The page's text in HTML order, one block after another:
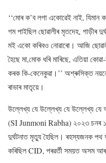
‘‘মোৰ ক’ব লগা একোৱেই নাই,
গম পাইছিল ছোৱালীৰ মৃতদেহ, গাড়ীৰ
মই একো কৰিবও নোৱাৰো। আজি
হৈছে মা,মোক ধৰি মাৰিছে, এতিয়া
কৰক কি-কেনেকুৱা।’’ অশ্ৰুসিক্ত
ৰাভাৰ মাতৃয়ে।
উল্লেখ্য যে উল্লেখ্য যে উল্লেখ্য যে
(SI Junmoni Rabha) ২০২৩ চনৰ ১৬
দুৰ্ঘটনাত মৃত্যু হৈছিল। ৰহস্যজনক পথ
কৰিছিল CID, পৰৱৰ্তী সময়ত অসম